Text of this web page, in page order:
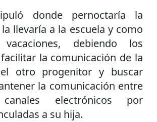
donde pernoctaría la
llevaría a la escuela y como
debiendo los
la comunicación de la
otro progenitor y buscar
la comunicación entre
electrónicos por
a su hija.